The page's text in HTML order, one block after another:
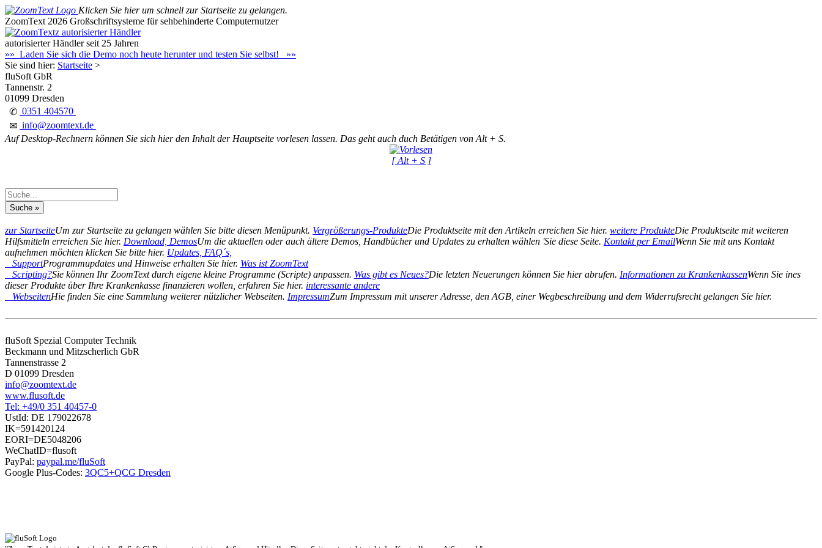
Klicken Sie hier um schnell zur Startseite zu gelangen.
ZoomText 2026 Großschriftsysteme für sehbehinderte Computernutzer
autorisierter Händler seit 25 Jahren
»» Laden Sie sich die Demo noch heute herunter und testen Sie selbst! »»
Sie sind hier: Startseite >
fluSoft GbR
Tannenstr. 2
01099 Dresden
✆ 0351 404570
✉ info@zoomtext.de
Auf Desktop-Rechnern können Sie sich hier den Inhalt der Hauptseite vorlesen lassen. Das geht auch duch Betätigen von Alt + S.
[ Alt + S ]
zur StartseiteUm zur Startseite zu gelangen wählen Sie bitte diesen Menüpunkt. Vergrößerungs-ProdukteDie Produktseite mit den Artikeln erreichen Sie hier. weitere ProdukteDie Produktseite mit weiteren
Hilfsmitteln erreichen Sie hier. Download, DemosUm die aktuellen oder auch ältere Demos, Handbücher und Updates zu erhalten wählen 'Sie diese Seite. Kontakt per EmailWenn Sie mit uns Kontakt
aufnehmen möchten klicken Sie bitte hier. Updates, FAQ´s,
SupportProgrammupdates und Hinweise erhalten Sie hier. Was ist ZoomText
Scripting?Sie können Ihr ZoomText durch eigene kleine Programme (Scripte) anpassen. Was gibt es Neues?Die letzten Neuerungen können Sie hier abrufen. Informationen zu KrankenkassenWenn Sie ines
dieser Produkte über Ihre Krankenkasse finanzieren wollen, erfahren Sie hier. interessante andere
WebseitenHie finden Sie eine Sammlung weiterer nützlicher Webseiten. ImpressumZum Impressum mit unserer Adresse, den AGB, einer Wegbeschreibung und dem Widerrufsrecht gelangen Sie hier.
fluSoft Spezial Computer Technik
Beckmann und Mitzscherlich GbR
Tannenstrasse 2
D 01099 Dresden
info@zoomtext.de
www.flusoft.de
Tel: +49/0 351 40457-0
UstId: DE 179022678
IK=591420124
EORI=DE5048206
WeChatID=flusoft
PayPal: paypal.me/fluSoft
Google Plus-Codes: 3QC5+QCG Dresden